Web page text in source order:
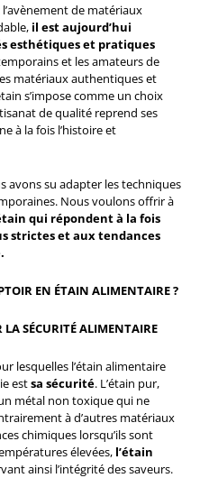
de matériaux
il est aujourd’hui
esthétiques et pratiques
et les amateurs de
matériaux authentiques et
s’impose comme un choix
de qualité reprend ses
à la fois l’histoire et
avons su adapter les techniques
Nous voulons offrir à
qui répondent à la fois
strictes et aux tendances
EN ÉTAIN ALIMENTAIRE ?
SÉCURITÉ ALIMENTAIRE
lesquelles l’étain alimentaire
estsa sécurité. L’étain pur,
métal non toxique qui ne
à d’autres matériaux
chimiques lorsqu’ils sont
élevées, l’étain
ainsi l’intégrité des saveurs.